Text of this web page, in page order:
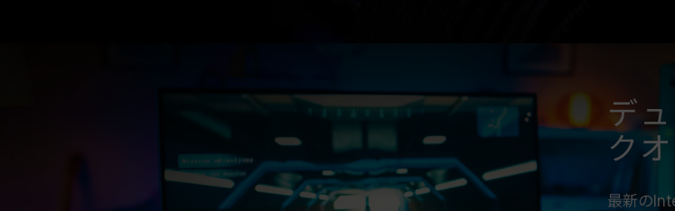
デ
ク
最新の